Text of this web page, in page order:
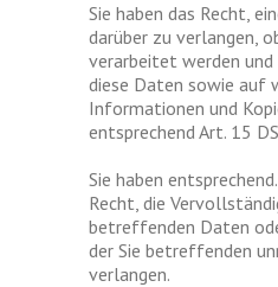
Sie haben das Recht,
darüber zu verlangen,
verarbeitet werden
diese Daten sowie auf
Informationen und
entsprechend Art. 15
Sie haben
Recht, die
betreffenden Daten
der Sie betreffenden
verlangen.